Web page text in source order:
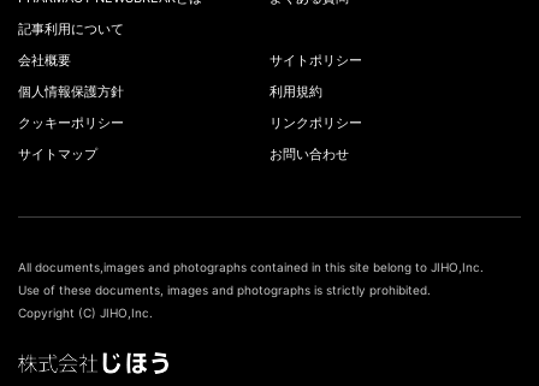
記事利用について
会社概要
サイトポリシー
個人情報保護方針
利用規約
クッキーポリシー
リンクポリシー
サイトマップ
お問い合わせ
All documents,images and photographs contained in this site belong to JIHO,Inc.
Use of these documents, images and photographs is strictly prohibited.
Copyright (C) JIHO,Inc.